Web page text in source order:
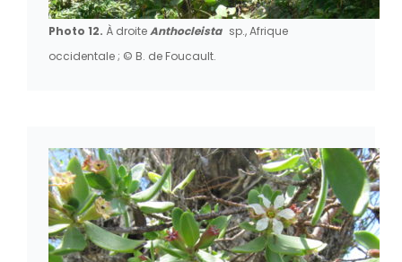
Photo 12. À droiteAnthocleista sp., Afrique
occidentale ; © B. de Foucault.